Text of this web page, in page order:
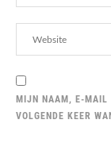
MIJN NAAM, E-MAIL
VOLGENDE KEER